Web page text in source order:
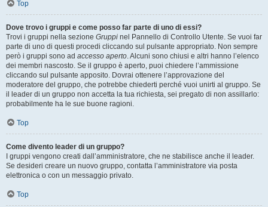
Top
Dove trovo i gruppi e come posso far parte di uno di essi?
Trovi i gruppi nella sezione Gruppi nel Pannello di Controllo Utente. Se vuoi far
parte di uno di questi procedi cliccando sul pulsante appropriato. Non sempre
però i gruppi sono ad accesso aperto. Alcuni sono chiusi e altri hanno l’elenco
dei membri nascosto. Se il gruppo è aperto, puoi chiedere l’ammissione
cliccando sul pulsante apposito. Dovrai ottenere l’approvazione del
moderatore del gruppo, che potrebbe chiederti perché vuoi unirti al gruppo. Se
il leader di un gruppo non accetta la tua richiesta, sei pregato di non assillarlo:
probabilmente ha le sue buone ragioni.
Top
Come divento leader di un gruppo?
I gruppi vengono creati dall’amministratore, che ne stabilisce anche il leader.
Se desideri creare un nuovo gruppo, contatta l’amministratore via posta
elettronica o con un messaggio privato.
Top